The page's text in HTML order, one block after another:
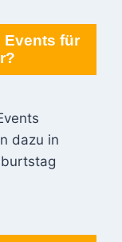
Events für
dazu in